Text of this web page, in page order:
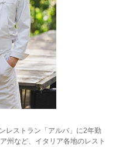
レストラン「アルバ」に2年勤
州など、イタリア各地のレスト